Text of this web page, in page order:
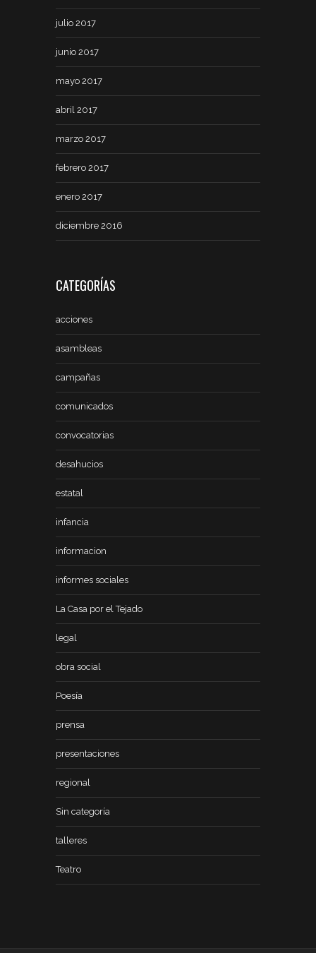
julio 2017
junio 2017
mayo 2017
abril 2017
marzo 2017
febrero 2017
enero 2017
diciembre 2016
CATEGORÍAS
acciones
asambleas
campañas
comunicados
convocatorias
desahucios
estatal
infancia
informacion
informes sociales
La Casa por el Tejado
legal
obra social
Poesía
prensa
presentaciones
regional
Sin categoría
talleres
Teatro